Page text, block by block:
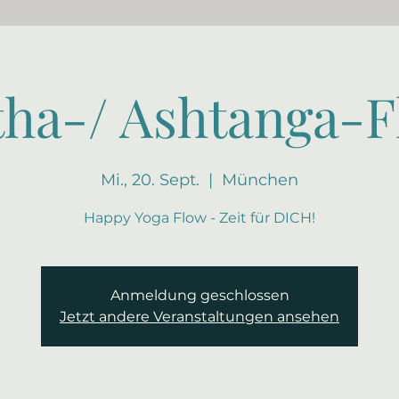
Ashtanga-
Mi., 20. Sept.
  |
München
Happy Yoga Flow - Zeit für DICH!
Anmeldung geschlossen
Jetzt andere Veranstaltungen ansehen